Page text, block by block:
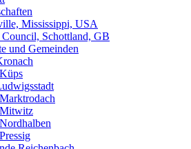
Mississippi, USA
Schottland, GB
und Gemeinden